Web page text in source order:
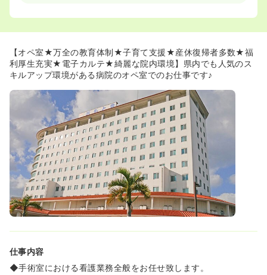
◆各種福利厚生等も充実しており、安心して勤務できる環
≪子育て理解♪≫
◆産休復帰者多数！離職を上回るほどに春に戻ってくる方
が多い傾向にあり、急性期でありながら子育て理解のある
≪長いキャリアを考えられます♪≫
◆育児休業制度や短時間性職員制度等、子育て支援も充実
しています！
◆急性期以外にも、リハビリ中心の大浜第二病院や老健な
ど、同法人内で配属先も多くキャリアを長く考えることが
できます！
【オペ室★万全の教育体制★子育て支援★産休復帰者多数★福
利厚生充実★電子カルテ★綺麗な院内環境】県内でも人気のス
キルアップ環境がある病院のオペ室でのお仕事です♪
仕事内容
◆手術室における看護業務全般をお任せ致します。